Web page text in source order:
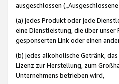
ausgeschlossen
(a) jedes Produkt oder jede
eine Dienstleistung, die über
gesponserten Link oder einen
(b) jedes alkoholische Getränk,
Lizenz zur Herstellung, zum
Unternehmens betrieben wird,